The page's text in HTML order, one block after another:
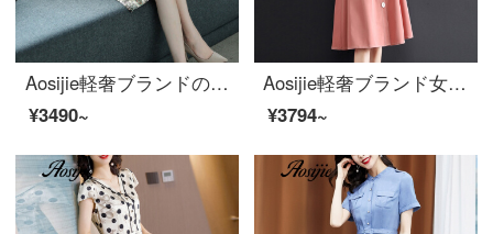
Aosijie軽奢ブランドの女装シフォンプリントのワンピース女性夏の半袖の子供の襟の中のロングスカートの修身は腰を収めてやせているハイエンドの気質A字のスカートのアンズ色を現します。
¥3490~
Aosijie軽奢ブランド女装ファッションVネック半袖ワンピース女性夏服2020新型ウエストが細く見える中、長いフレンチスタイルA字スカートベリーが赤いM
¥3794~